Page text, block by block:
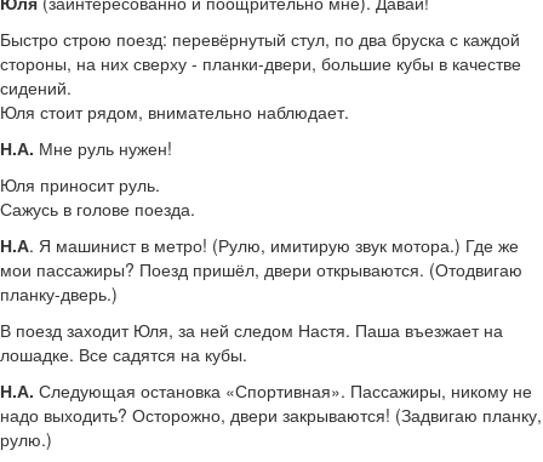
Быстро строю поезд: перевёрнутый стул, по два бруска с каждой
стороны, на них сверху - планки-двери, большие кубы в качестве
сидений.
Юля стоит рядом, внимательно наблюдает.
Н.А. Мне руль нужен!
Юля приносит руль.
Сажусь в голове поезда.
Н.А. Я машинист в метро! (Рулю, имитирую звук мотора.) Где же
мои пассажиры? Поезд пришёл, двери открываются. (Отодвигаю
планку-дверь.)
В поезд заходит Юля, за ней следом Настя. Паша въезжает на
лошадке. Все садятся на кубы.
Н.А. Следующая остановка «Спортивная». Пассажиры, никому не
надо выходить? Осторожно, двери закрываются! (Задвигаю планку,
рулю.)